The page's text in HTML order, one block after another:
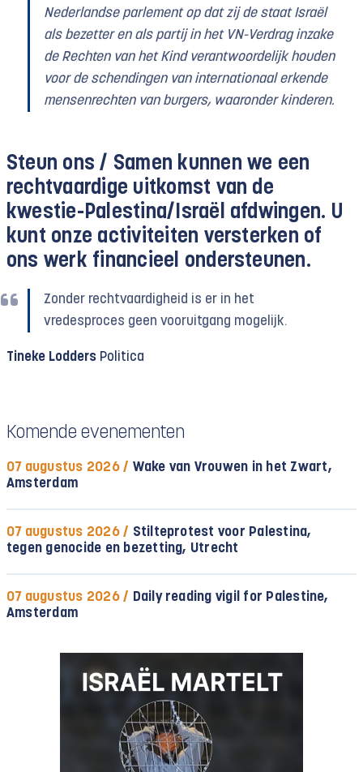
Nederlandse parlement op dat zij de staat Israël
als bezetter en als partij in het VN-Verdrag inzake
de Rechten van het Kind verantwoordelijk houden
voor de schendingen van internationaal erkende
mensenrechten van burgers, waaronder kinderen.
Steun ons / Samen kunnen we een
rechtvaardige uitkomst van de
kwestie-Palestina/Israël afdwingen. U
kunt onze activiteiten versterken of
ons werk financieel ondersteunen.
Zonder rechtvaardigheid is er in het
vredesproces geen vooruitgang mogelijk.
Tineke Lodders Politica
Komende evenementen
07 augustus 2026 / Wake van Vrouwen in het Zwart,
Amsterdam
07 augustus 2026 / Stilteprotest voor Palestina,
tegen genocide en bezetting, Utrecht
07 augustus 2026 / Daily reading vigil for Palestine,
Amsterdam